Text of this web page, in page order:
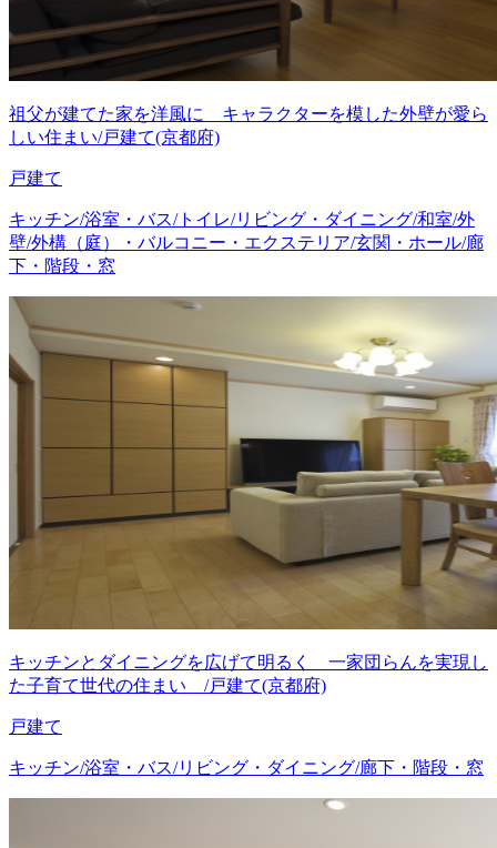
祖父が建てた家を洋風に キャラクターを模した外壁が愛ら
しい住まい/戸建て(京都府)
戸建て
キッチン/浴室・バス/トイレ/リビング・ダイニング/和室/外
壁/外構（庭）・バルコニー・エクステリア/玄関・ホール/廊
下・階段・窓
キッチンとダイニングを広げて明るく 一家団らんを実現し
た子育て世代の住まい /戸建て(京都府)
戸建て
キッチン/浴室・バス/リビング・ダイニング/廊下・階段・窓